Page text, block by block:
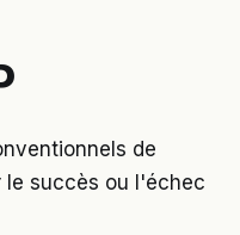
de
le succès ou l'échec